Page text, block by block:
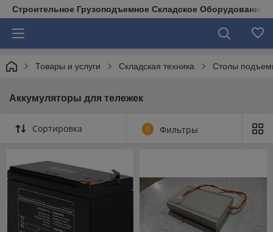
Строительное Грузоподъемное Складское Оборудование
Товары и услуги Складская техника Столы
Аккумуляторы для тележек
Сортировка 0 Фильтры